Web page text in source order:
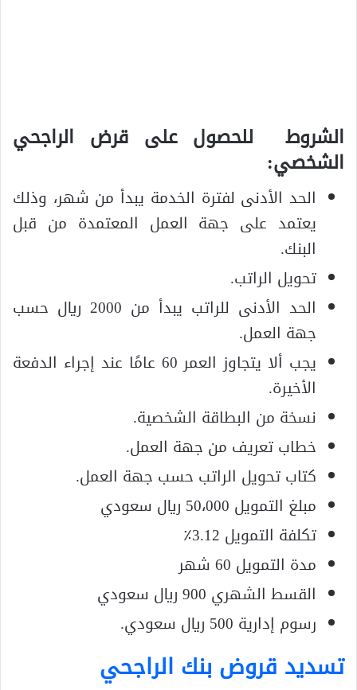
الشروط للحصول على قرض الراجحي
الشخصي:
الحد الأدنى لفترة الخدمة يبدأ من شهر، وذلك
يعتمد على جهة العمل المعتمدة من قبل
البنك.
تحويل الراتب.
الحد الأدنى للراتب يبدأ من 2000 ريال حسب
جهة العمل.
يجب ألا يتجاوز العمر 60 عامًا عند إجراء الدفعة
الأخيرة.
نسخة من البطاقة الشخصية.
خطاب تعريف من جهة العمل.
كتاب تحويل الراتب حسب جهة العمل.
مبلغ التمويل 50،000 ريال سعودي
تكلفة التمويل 3.12٪
مدة التمويل 60 شهر
القسط الشهري 900 ريال سعودي
رسوم إدارية 500 ريال سعودي.
تسديد قروض بنك الراجحي